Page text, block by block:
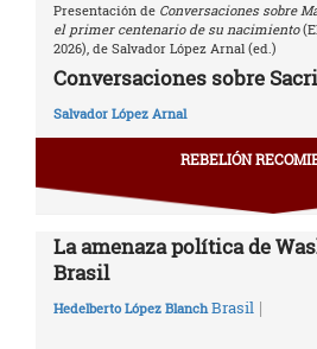
Presentación de Conversaciones sobre
el primer centenario de su nacimiento
2026), de Salvador López Arnal (ed.)
Conversaciones sobre
Salvador López Arnal
REBELIÓN
La amenaza política de
Brasil
Hedelberto López Blanch Brasil |